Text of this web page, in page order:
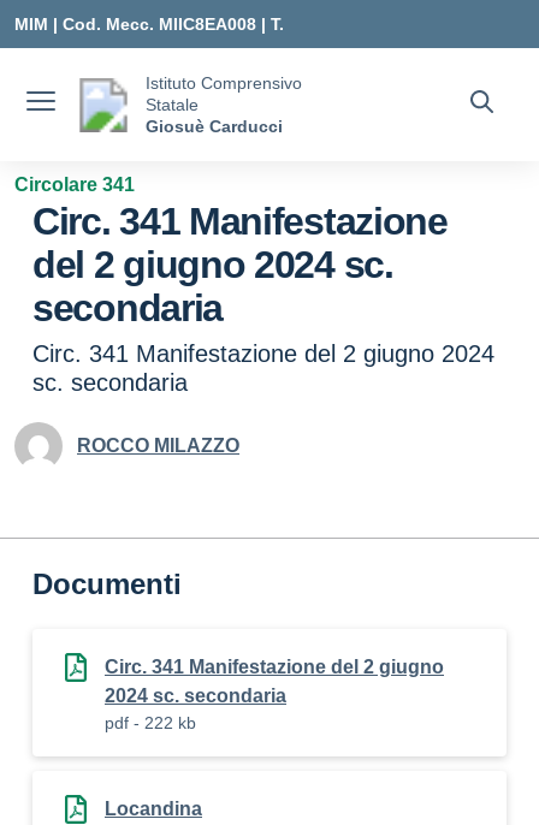
MIM | Cod. Mecc. MIIC8EA008 | T.
MIIC8EA008@ISTRUZIONE.IT
Istituto Comprensivo
Statale
Giosuè Carducci
Circolare 341
Circ. 341 Manifestazione
del 2 giugno 2024 sc.
secondaria
Circ. 341 Manifestazione del 2 giugno 2024
sc. secondaria
ROCCO MILAZZO
Documenti
Circ. 341 Manifestazione del 2 giugno
2024 sc. secondaria
pdf - 222 kb
Locandina